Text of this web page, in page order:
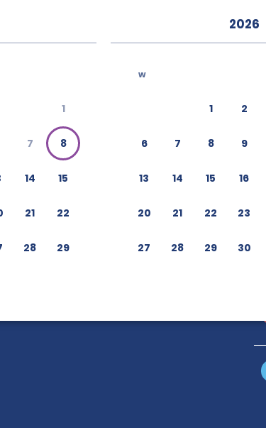
1
7 8
14 15
21 22
28 29
2026
w
1 2
6 7 8 9
13 14 15 16
20 21 22 23
27 28 29 30
(HMO)